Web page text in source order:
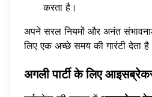
करता है।
अपने सरल नियमों और अनंत
लिए एक अच्छे समय की गारंटी देता
अगली पार्टी के लिए